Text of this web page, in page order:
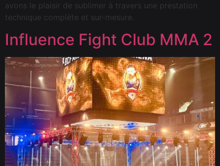
avons le plaisir de sublimer à travers une prestation
technique complète et sur-mesure.
Influence Fight Club MMA 2